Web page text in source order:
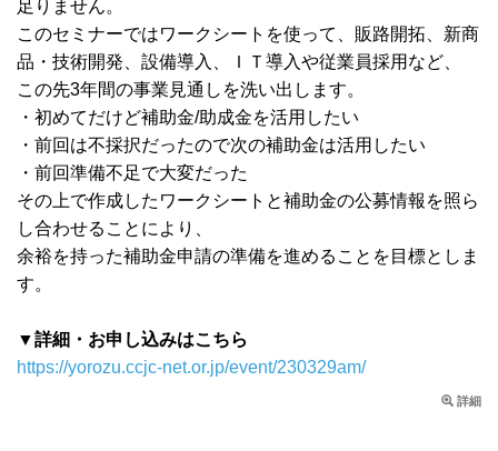
足りません。
このセミナーではワークシートを使って、販路開拓、新商
品・技術開発、設備導入、ＩＴ導入や従業員採用など、
この先3年間の事業見通しを洗い出します。
・初めてだけど補助金/助成金を活用したい
・前回は不採択だったので次の補助金は活用したい
・前回準備不足で大変だった
その上で作成したワークシートと補助金の公募情報を照ら
し合わせることにより、
余裕を持った補助金申請の準備を進めることを目標としま
す。
▼詳細・お申し込みはこちら
https://yorozu.ccjc-net.or.jp/event/230329am/
詳細